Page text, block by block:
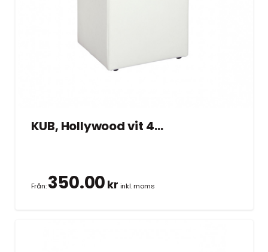
KUB, Hollywood vit 45×45 cm
Från:350.00 kr inkl. moms